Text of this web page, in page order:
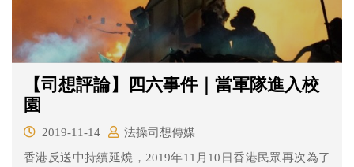
【司想評論】四六事件｜當軍隊進入校
園
2019-11-14
法操司想傳媒
香港反送中持續延燒，2019年11月10日香港民眾再次為了